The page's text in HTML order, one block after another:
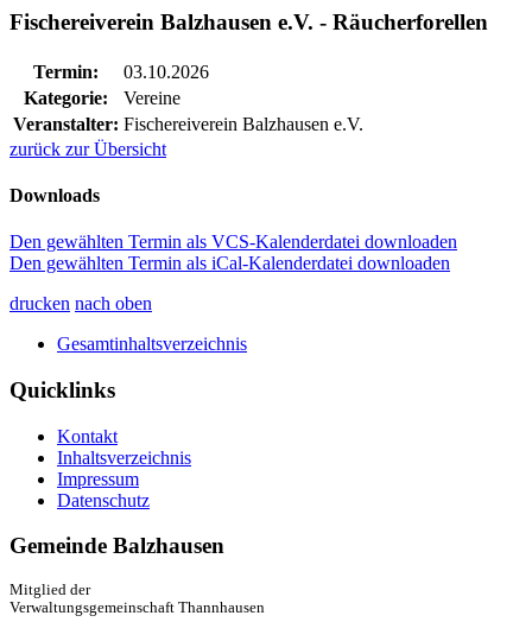
Fischereiverein Balzhausen e.V. - Räucherforellen
Termin:
03.10.2026
Kategorie:
Vereine
Veranstalter: Fischereiverein Balzhausen e.V.
zurück zur Übersicht
Downloads
Den gewählten Termin als VCS-Kalenderdatei downloaden
Den gewählten Termin als iCal-Kalenderdatei downloaden
drucken nach oben
Gesamtinhaltsverzeichnis
Quicklinks
Kontakt
Inhaltsverzeichnis
Impressum
Datenschutz
Gemeinde Balzhausen
Mitglied der
Verwaltungsgemeinschaft Thannhausen